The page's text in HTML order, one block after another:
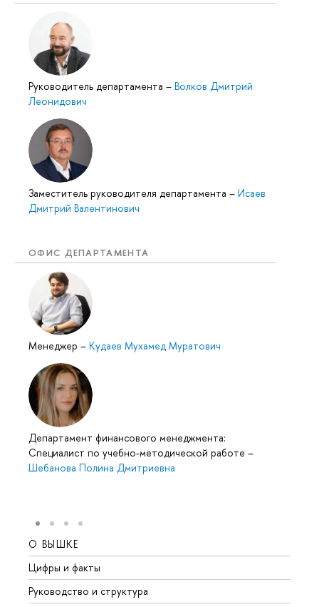
Руководитель департамента – Волков Дмитрий
Леонидович
Заместитель руководителя департамента – Исаев
Дмитрий Валентинович
ОФИС ДЕПАРТАМЕНТА
Менеджер – Кудаев Мухамед Муратович
Департамент финансового менеджмента:
Специалист по учебно-методической работе –
Шебанова Полина Дмитриевна
О ВЫШКЕ
Цифры и факты
Руководство и структура